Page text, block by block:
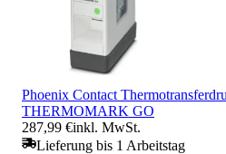
Phoenix Contact
THERMOMARK GO
287,99 €inkl. MwSt.
Lieferung bis 1 Arbeitstag